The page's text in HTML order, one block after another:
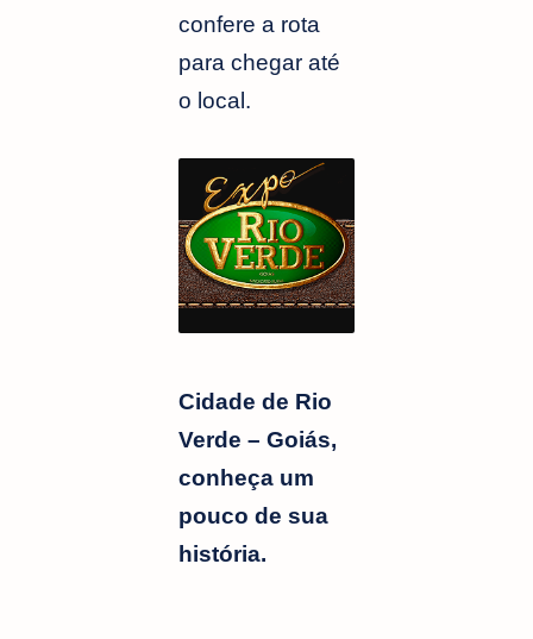
confere a rota
para chegar até
o local.
Cidade de Rio
Verde – Goiás,
conheça um
pouco de sua
história.